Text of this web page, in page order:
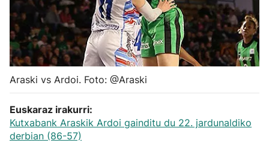
Kirolak 360
Atletismo
Carreras de montaña
Más deportes
"Helmuga"
Araski vs Ardoi. Foto: @Araski
Euskaraz irakurri:
Kutxabank Araskik Ardoi gainditu du 22. jardunaldiko
derbian (86-57)